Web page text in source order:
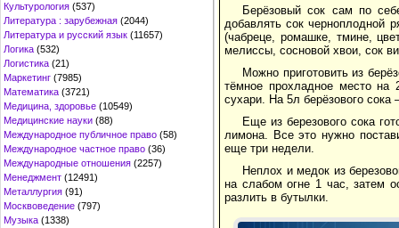
Культурология (537)
Литература : зарубежная (2044)
Литература и русский язык (11657)
Логика (532)
Логистика (21)
Маркетинг (7985)
Математика (3721)
Медицина, здоровье (10549)
Медицинские науки (88)
Международное публичное право (58)
Международное частное право (36)
Международные отношения (2257)
Менеджмент (12491)
Металлургия (91)
Москвоведение (797)
Музыка (1338)
Берёзовый сок сам по
добавлять сок черноплодной
(чабреце, ромашке, тмине,
мелиссы, сосновой хвои, сок
Можно приготовить из
тёмное прохладное место
сухари. На 5л берёзового сока
Еще из березового сока
лимона. Все это нужно
еще три недели.
Неплох и медок из
на слабом огне 1 час, затем
разлить в бутылки.